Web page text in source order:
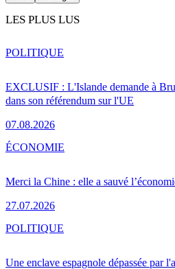
LES PLUS LUS
EXCLUSIF : L'Islande demande à
dans son référendum sur l'UE
07.08.2026
POLITIQUE
Merci la Chine : elle a sauvé
27.07.2026
ÉCONOMIE
Une enclave espagnole dépassée par
POLITIQUE